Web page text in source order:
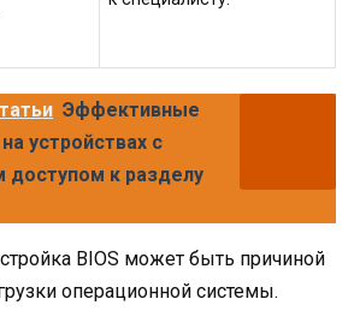
Эффективные
устройствах с
доступом к разделу
BIOS может быть причиной
операционной системы.